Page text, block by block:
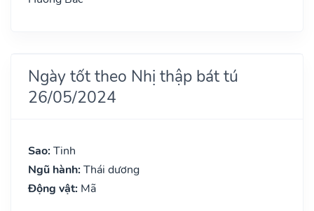
Ngày tốt theo Nhị thập bát tú
26/05/2024
Sao: Tinh
Ngũ hành: Thái dương
Động vật: Mã